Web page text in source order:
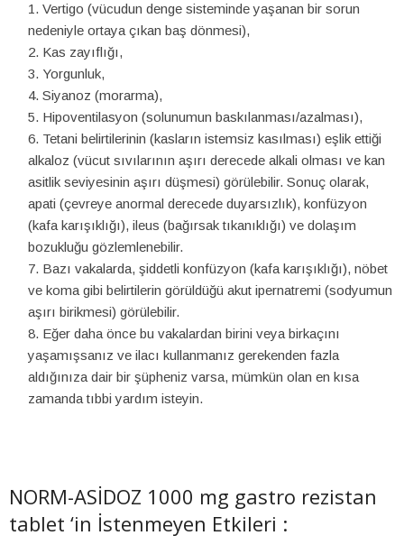
Vertigo (vücudun denge sisteminde yaşanan bir sorun
nedeniyle ortaya çıkan baş dönmesi),
Kas zayıflığı,
Yorgunluk,
Siyanoz (morarma),
Hipoventilasyon (solunumun baskılanması/azalması),
Tetani belirtilerinin (kasların istemsiz kasılması) eşlik ettiği
alkaloz (vücut sıvılarının aşırı derecede alkali olması ve kan
asitlik seviyesinin aşırı düşmesi) görülebilir. Sonuç olarak,
apati (çevreye anormal derecede duyarsızlık), konfüzyon
(kafa karışıklığı), ileus (bağırsak tıkanıklığı) ve dolaşım
bozukluğu gözlemlenebilir.
Bazı vakalarda, şiddetli konfüzyon (kafa karışıklığı), nöbet
ve koma gibi belirtilerin görüldüğü akut ipernatremi (sodyumun
aşırı birikmesi) görülebilir.
Eğer daha önce bu vakalardan birini veya birkaçını
yaşamışsanız ve ilacı kullanmanız gerekenden fazla
aldığınıza dair bir şüpheniz varsa, mümkün olan en kısa
zamanda tıbbi yardım isteyin.
NORM-ASİDOZ 1000 mg gastro rezistan
tablet ‘in İstenmeyen Etkileri :